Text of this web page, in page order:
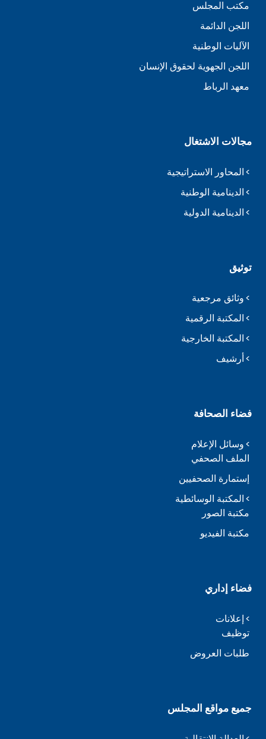
مكتب المجلس
اللجن الدائمة
الآليات الوطنية
اللجن الجهوية لحقوق الإنسان
معهد الرباط
مجالات الاشتغال
المحاور الاستراتيجية
الدينامية الوطنية
الدينامية الدولية
توثيق
وثائق مرجعية
المكتبة الرقمية
المكتبة الخارجية
أرشيف
فضاء الصحافة
وسائل الإعلام
الملف الصحفي
إستمارة الصحفيين
المكتبة الوسائطية
مكتبة الصور
مكتبة الفيديو
فضاء إداري
إعلانات
توظيف
طلبات العروض
جميع مواقع المجلس